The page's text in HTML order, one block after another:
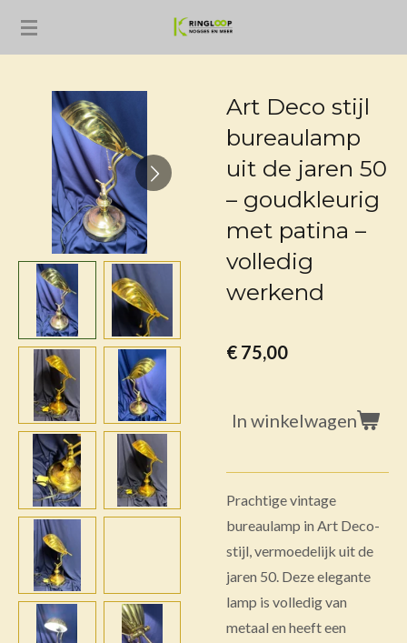
Ga
hoofdinhoud
Art Deco stijl
bureaulamp
uit de jaren 50
– goudkleurig
met patina –
volledig
werkend
€ 75,00
In winkelwagen
Prachtige vintage
bureaulamp in Art Deco-
stijl, vermoedelijk uit de
jaren 50. Deze elegante
lamp is volledig van
metaal en heeft een